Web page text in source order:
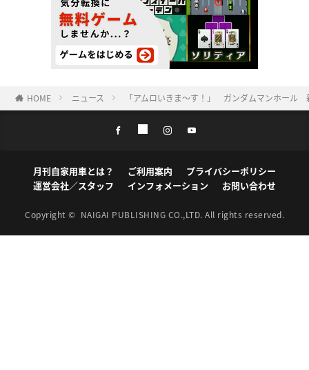
HOME ニュース 「アムロいきま～す！」 ガンダムマンホール
月刊自家用車とは？ ご利用案内
プライバシーポリシー
運営会社／スタッフ
インフォメーション お問い合わせ
Copyright © NAIGAI PUBLISHING CO.,LTD. All rights reserved.